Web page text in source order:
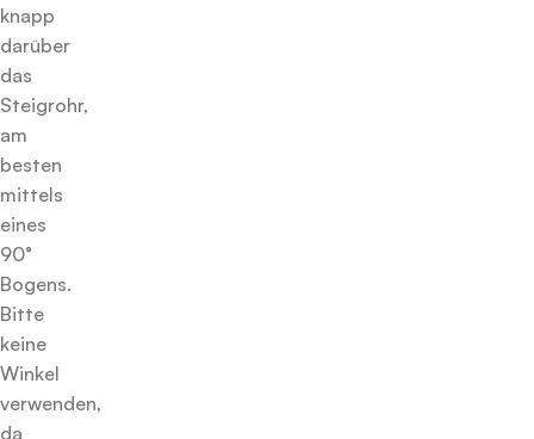
knapp
darüber
das
Steigrohr,
am
besten
mittels
eines
90°
Bogens.
Bitte
keine
Winkel
verwenden,
da